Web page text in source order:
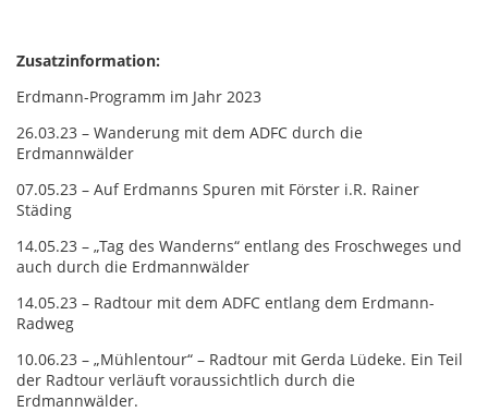
Zusatzinformation:
Erdmann-Programm im Jahr 2023
26.03.23 – Wanderung mit dem ADFC durch die
Erdmannwälder
07.05.23 – Auf Erdmanns Spuren mit Förster i.R. Rainer
Städing
14.05.23 – „Tag des Wanderns“ entlang des Froschweges und
auch durch die Erdmannwälder
14.05.23 – Radtour mit dem ADFC entlang dem Erdmann-
Radweg
10.06.23 – „Mühlentour“ – Radtour mit Gerda Lüdeke. Ein Teil
der Radtour verläuft voraussichtlich durch die
Erdmannwälder.